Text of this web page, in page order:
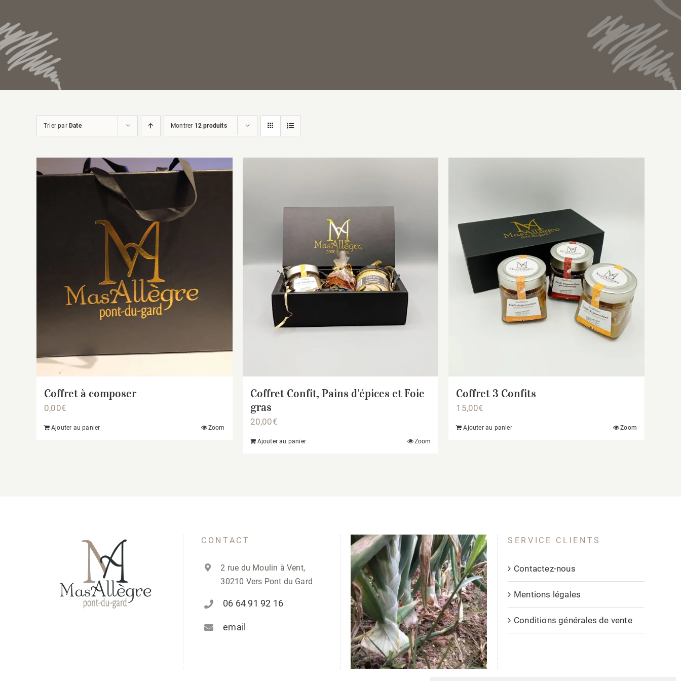
Trier par Date Montrer 12 produits
Coffret à composer
0,00€
Ajouter au panier Zoom
Coffret Confit, Pains d’épices et Foie
gras
20,00€
Ajouter au panier Zoom
Coffret 3 Confits
15,00€
Ajouter au panier Zoom
CONTACT
2 rue du Moulin à Vent,
30210 Vers Pont du Gard
06 64 91 92 16
email
SERVICE CLIENTS
Contactez-nous
Mentions légales
Conditions générales de vente